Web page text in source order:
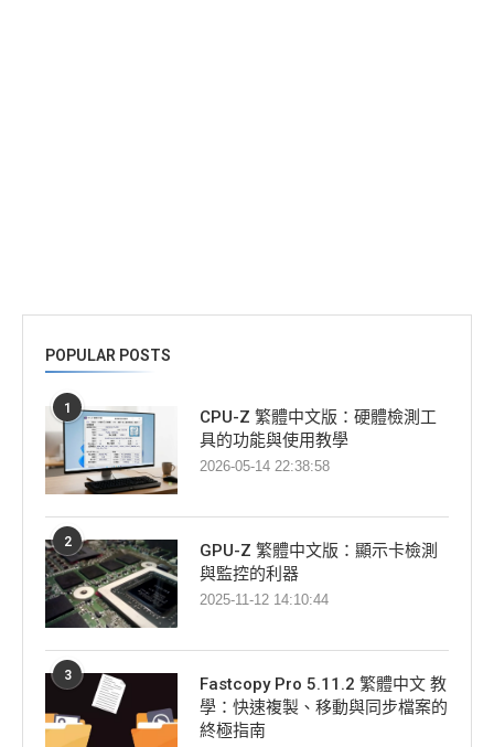
POPULAR POSTS
1
CPU-Z 繁體中文版：硬體檢測工
具的功能與使用教學
2026-05-14 22:38:58
2
GPU-Z 繁體中文版：顯示卡檢測
與監控的利器
2025-11-12 14:10:44
3
Fastcopy Pro 5.11.2 繁體中文 教
學：快速複製、移動與同步檔案的
終極指南